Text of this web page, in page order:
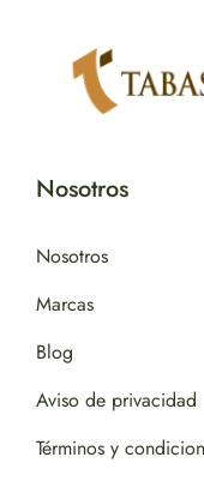
Nosotros
Nosotros
Marcas
Blog
Aviso de privacidad
Términos y